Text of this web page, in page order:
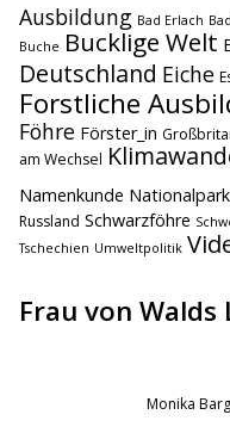
Ausbildung Bad Erlach
Buche Bucklige Welt
Deutschland Eiche
Forstliche
Föhre Förster_in
am Wechsel
Namenkunde Nationalpark
Russland Schwarzföhre
Tschechien Umweltpolitik
Frau von Walds
Monika